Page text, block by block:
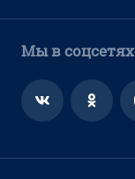
Мы в соцсетях